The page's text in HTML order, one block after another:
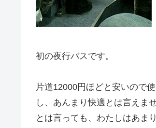
初の夜行バスです。
片道12000円ほどと安いので
し、あんまり快適とは言えませ
とは言っても、わたしはあま